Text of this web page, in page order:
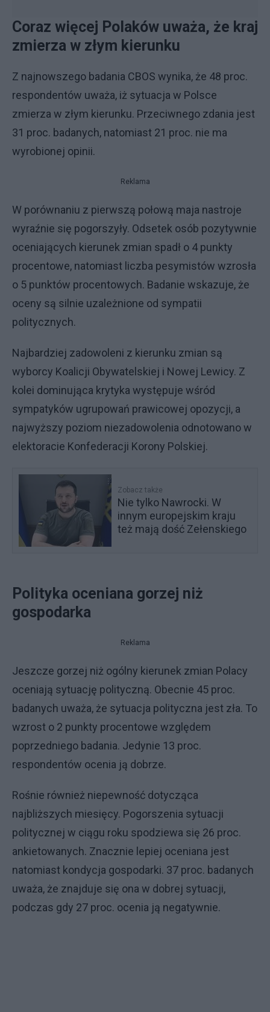
Coraz więcej Polaków uważa, że kraj
zmierza w złym kierunku
Z najnowszego badania CBOS wynika, że 48 proc.
respondentów uważa, iż sytuacja w Polsce
zmierza w złym kierunku. Przeciwnego zdania jest
31 proc. badanych, natomiast 21 proc. nie ma
wyrobionej opinii.
Reklama
W porównaniu z pierwszą połową maja nastroje
wyraźnie się pogorszyły. Odsetek osób pozytywnie
oceniających kierunek zmian spadł o 4 punkty
procentowe, natomiast liczba pesymistów wzrosła
o 5 punktów procentowych. Badanie wskazuje, że
oceny są silnie uzależnione od sympatii
politycznych.
Najbardziej zadowoleni z kierunku zmian są
wyborcy Koalicji Obywatelskiej i Nowej Lewicy. Z
kolei dominująca krytyka występuje wśród
sympatyków ugrupowań prawicowej opozycji, a
najwyższy poziom niezadowolenia odnotowano w
elektoracie Konfederacji Korony Polskiej.
Zobacz także
Nie tylko Nawrocki. W
innym europejskim kraju
też mają dość Zełenskiego
Polityka oceniana gorzej niż
gospodarka
Reklama
Jeszcze gorzej niż ogólny kierunek zmian Polacy
oceniają sytuację polityczną. Obecnie 45 proc.
badanych uważa, że sytuacja polityczna jest zła. To
wzrost o 2 punkty procentowe względem
poprzedniego badania. Jedynie 13 proc.
respondentów ocenia ją dobrze.
Rośnie również niepewność dotycząca
najbliższych miesięcy. Pogorszenia sytuacji
politycznej w ciągu roku spodziewa się 26 proc.
ankietowanych. Znacznie lepiej oceniana jest
natomiast kondycja gospodarki. 37 proc. badanych
uważa, że znajduje się ona w dobrej sytuacji,
podczas gdy 27 proc. ocenia ją negatywnie.